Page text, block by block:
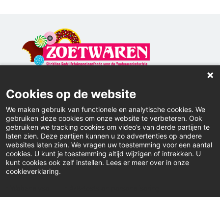
Home
Contact
Actueel
Inloggen
Downloads
Cookies op de website
We maken gebruik van functionele en analytische cookies. We
gebruiken deze cookies om onze website te verbeteren. Ook
gebruiken we tracking cookies om video’s van derde partijen te
laten zien. Deze partijen kunnen u zo advertenties op andere
websites laten zien. We vragen uw toestemming voor een aantal
cookies. U kunt je toestemming altijd wijzigen of intrekken. U
kunt cookies ook zelf instellen. Lees er meer over in onze
cookieverklaring.